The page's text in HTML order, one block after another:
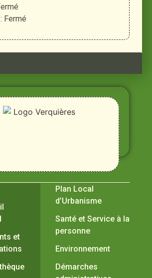
Fermé
et
Plan Local
d’Urbanisme
Santé et Service à la
personne
Environnement
Démarches